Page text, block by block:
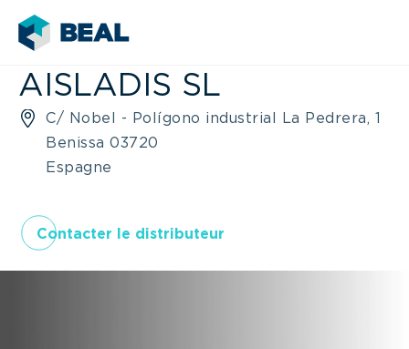
AISLADIS SL
C/ Nobel - Polígono industrial La Pedrera, 1
Benissa 03720
Espagne
Contacter le distributeur